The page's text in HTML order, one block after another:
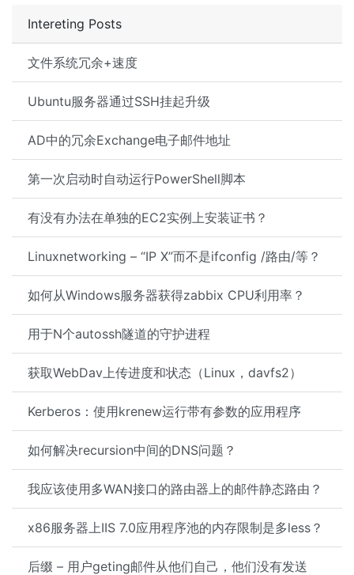
Intereting Posts
文件系统冗余+速度
Ubuntu服务器通过SSH挂起升级
AD中的冗余Exchange电子邮件地址
第一次启动时自动运行PowerShell脚本
有没有办法在单独的EC2实例上安装证书？
Linuxnetworking – “IP X”而不是ifconfig /路由/等？
如何从Windows服务器获得zabbix CPU利用率？
用于N个autossh隧道的守护进程
获取WebDav上传进度和状态（Linux，davfs2）
Kerberos：使用krenew运行带有参数的应用程序
如何解决recursion中间的DNS问题？
我应该使用多WAN接口的路由器上的邮件静态路由？
x86服务器上IIS 7.0应用程序池的内存限制是多less？
后缀 – 用户geting邮件从他们自己，他们没有发送